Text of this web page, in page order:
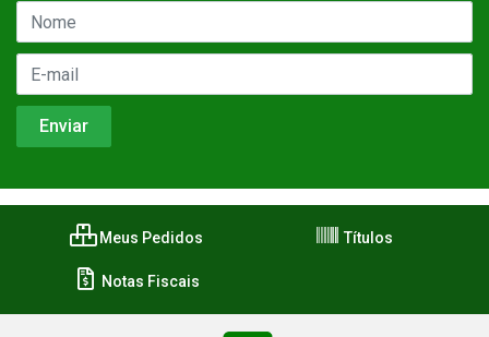
Meus Pedidos Títulos
Notas Fiscais